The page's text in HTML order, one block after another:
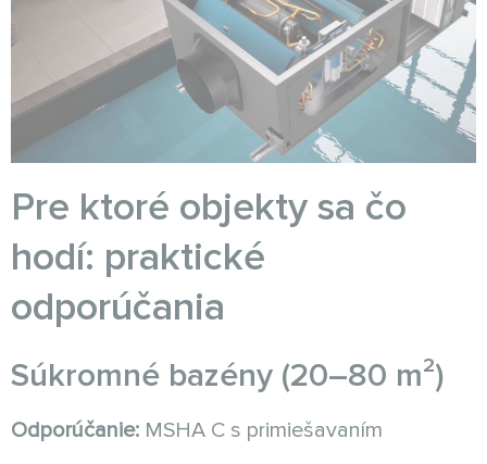
Pre ktoré objekty sa čo
hodí: praktické
odporúčania
Súkromné bazény (20–80 m²)
Odporúčanie: MSHA C s primiešavaním